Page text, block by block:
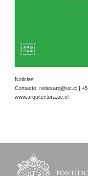
Noticias
Contacto: redesarq@uc.cl |
www.arquitectura.uc.cl